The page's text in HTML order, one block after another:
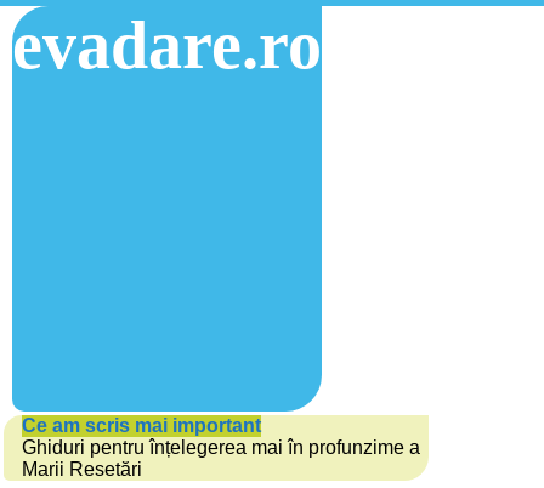
evadare.ro
Ce am scris mai important
Ghiduri pentru înțelegerea mai în profunzime a
Marii Resetări